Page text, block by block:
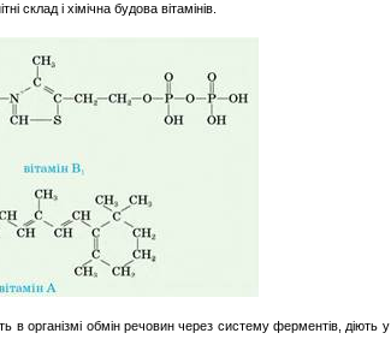
склад і хімічна будова вітамінів.
в організмі обмін речовин через систему ферментів, діють у